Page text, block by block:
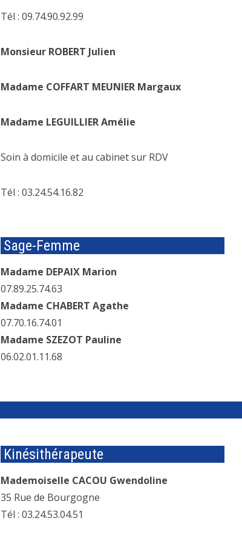
Tél : 09.74.90.92.99
Monsieur ROBERT Julien
Madame COFFART MEUNIER Margaux
Madame LEGUILLIER Amélie
Soin à domicile et au cabinet sur RDV
Tél : 03.24.54.16.82
Sage-Femme
Madame DEPAIX Marion
07.89.25.74.63
Madame CHABERT Agathe
07.70.16.74.01
Madame SZEZOT Pauline
06.02.01.11.68
Kinésithérapeute
Mademoiselle CACOU Gwendoline
35 Rue de Bourgogne
Tél : 03.24.53.04.51